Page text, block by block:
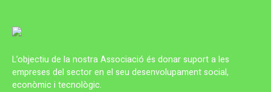
L’objectiu de la nostra Associació és donar suport a les
empreses del sector en el seu desenvolupament social,
econòmic i tecnològic.